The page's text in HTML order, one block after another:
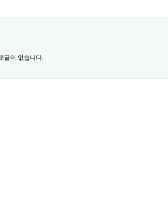
글이 없습니다.